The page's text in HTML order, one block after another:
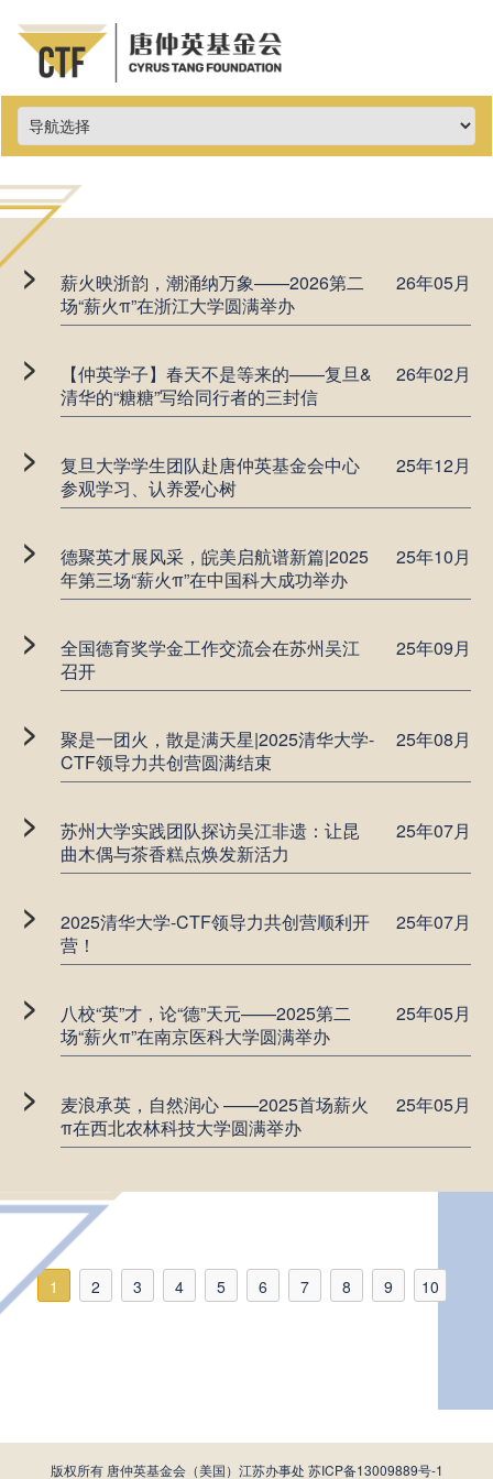
>
薪火映浙韵，潮涌纳万象——2026第二
场“薪火π”在浙江大学圆满举办
26年05月
>
【仲英学子】春天不是等来的——复旦&
清华的“糖糖”写给同行者的三封信
26年02月
>
复旦大学学生团队赴唐仲英基金会中心
参观学习、认养爱心树
25年12月
>
德聚英才展风采，皖美启航谱新篇|2025
年第三场“薪火π”在中国科大成功举办
25年10月
>
全国德育奖学金工作交流会在苏州吴江
召开
25年09月
>
聚是一团火，散是满天星|2025清华大学-
CTF领导力共创营圆满结束
25年08月
>
苏州大学实践团队探访吴江非遗：让昆
曲木偶与茶香糕点焕发新活力
25年07月
>
2025清华大学-CTF领导力共创营顺利开
营！
25年07月
>
八校“英”才，论“德”天元——2025第二
场“薪火π”在南京医科大学圆满举办
25年05月
>
麦浪承英，自然润心 ——2025首场薪火
π在西北农林科技大学圆满举办
25年05月
1 2 3 4 5 6 7 8 9 10
版权所有 唐仲英基金会（美国）江苏办事处 苏ICP备13009889号-1